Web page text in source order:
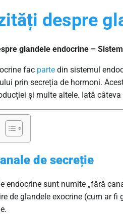
despre
glandele endocrine –
fac parte din sistemul
prin secreția de hormoni.
și multe altele. Iată
de secreție
endocrine sunt numite „fără
de glandele exocrine (cum ar